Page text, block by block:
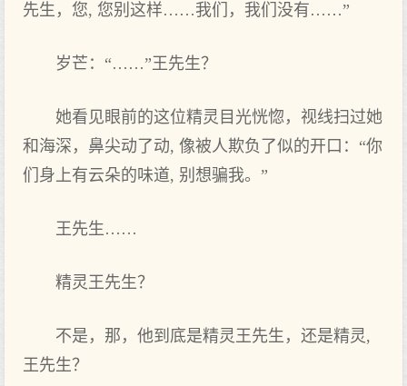
先生，您, 您别这样……我们，我们没有……”
岁芒：“……”王先生？
她看见眼前的这位精灵目光恍惚，视线扫过她
和海深，鼻尖动了动, 像被人欺负了似的开口：“你
们身上有云朵的味道, 别想骗我。”
王先生……
精灵王先生？
不是，那，他到底是精灵王先生，还是精灵,
王先生？